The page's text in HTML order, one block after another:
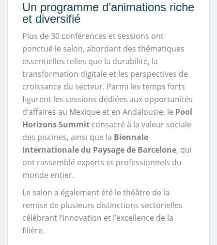
Un programme d’animations riche
et diversifié
Plus de 30 conférences et sessions ont
ponctué le salon, abordant des thématiques
essentielles telles que la durabilité, la
transformation digitale et les perspectives de
croissance du secteur. Parmi les temps forts
figurent les sessions dédiées aux opportunités
d’affaires au Mexique et en Andalousie, le Pool
Horizons Summit consacré à la valeur sociale
des piscines, ainsi que la Biennale
Internationale du Paysage de Barcelone, qui
ont rassemblé experts et professionnels du
monde entier.
Le salon a également été le théâtre de la
remise de plusieurs distinctions sectorielles
célébrant l’innovation et l’excellence de la
filière.